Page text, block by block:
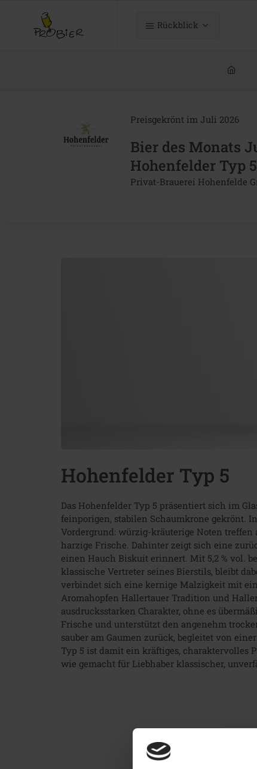
Rückblick
Preisgekrönt im Juli 2026
Bier des Monats
Hohenfelder Typ 5
Privat-Brauerei Hohenfelde
Hohenfelder Typ 5
Das Hohenfelder Typ 5 präsentiert sich im
feinporigen, stabilen Schaumkrone gekrönt.
Vordergrund: würzig-kräuterige Noten
harzige Frische. Dahinter zeigt sich eine
einen Hauch Biskuit erinnert. Mit 5,2 % vol.
klassische Vertreter seines Bierstils, bleibt
verbindet sich eine kernige Malzigkeit mit
Aromahopfen Hallertauer Tradition und
ausdrucksstarken Charakter, ohne es
Frische und unterstützt den angenehm
sauber am Gaumen zurück, begleitet von
Typ 5 ist damit ein kräftiges, charaktervolles
wie gemacht für Liebhaber klassischer,